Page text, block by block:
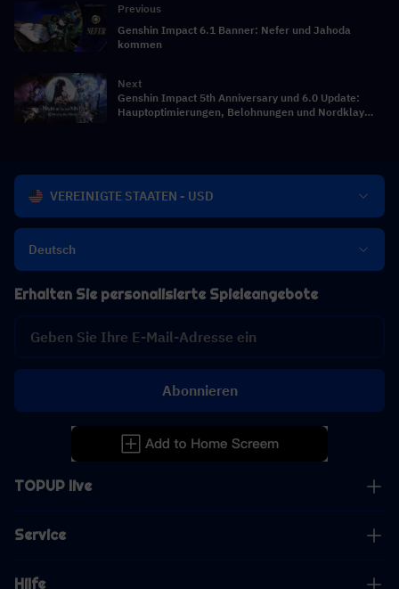
Previous
Genshin Impact 6.1 Banner: Nefer und Jahoda
kommen
Next
Genshin Impact 5th Anniversary und 6.0 Update:
Hauptoptimierungen, Belohnungen und Nordklay
VEREINIGTE STAATEN - USD
Deutsch
TOPUP live
Service
Hilfe
Erhalten Sie personalisierte Spieleangebote
Abonnieren